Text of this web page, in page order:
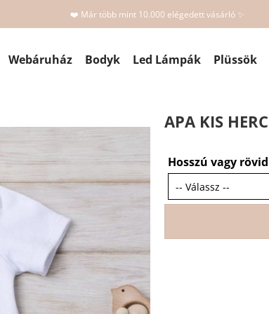
❤️ Már több mint 10.000 elégedett vásárló ✨
Webáruház Bodyk Led Lámpák Plüssök
APA KIS
Hosszú vagy